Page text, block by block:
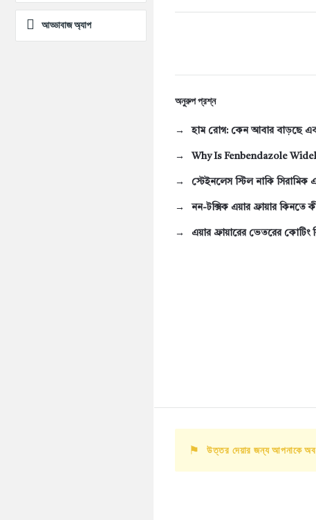
অনুরুপ প্রশ্ন
হাম রোগ: কেন আবার বাড়ছে
Why Is Fenbendazole
স্টেইনলেস স্টিল নাকি সিরামিক
নন-টক্সিক এয়ার ফ্রায়ার কিনতে
এয়ার ফ্রায়ারের ভেতরের কোটিং
উত্তর দেয়ার জন্য আপনাকে
আড্ডাবাজ অ্যাপ